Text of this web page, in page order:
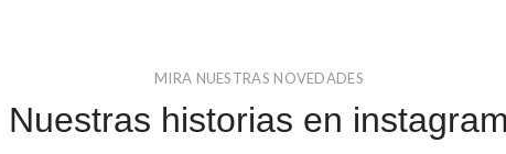
MIRA NUESTRAS NOVEDADES
Nuestras historias en